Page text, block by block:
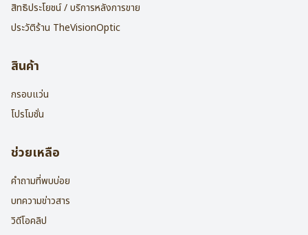
สิทธิประโยชน์ / บริการหลังการขาย
ประวัติร้าน TheVisionOptic
สินค้า
กรอบแว่น
โปรโมชั่น
ช่วยเหลือ
คำถามที่พบบ่อย
บทความข่าวสาร
วิดีโอคลิป